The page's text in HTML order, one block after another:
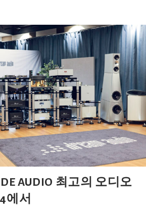
AUDIO 최고의 오디오
에서